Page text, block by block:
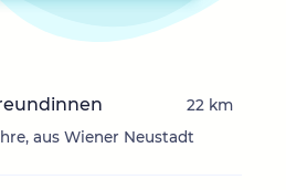
aus Wiener Neustadt
22 km